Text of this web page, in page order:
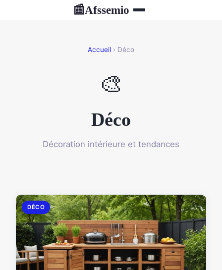
📰Afssemio
Accueil › Déco
🎨
Déco
Décoration intérieure et tendances
DÉCO